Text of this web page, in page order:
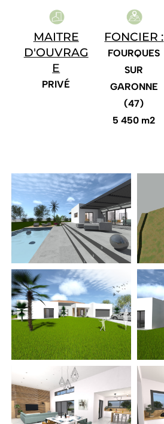
MAITRE
D'OUVRAG
E
PRIVÉ
FONCIER :
FOURQUES
SUR
GARONNE
(47)
5 450 m2